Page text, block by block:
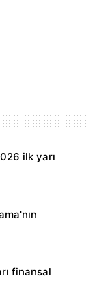
ilk yarı
finansal